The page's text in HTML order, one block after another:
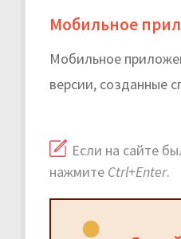
Мобильное
Мобильное
версии, созданные
Если на сайте
нажмите Ctrl+Enter.